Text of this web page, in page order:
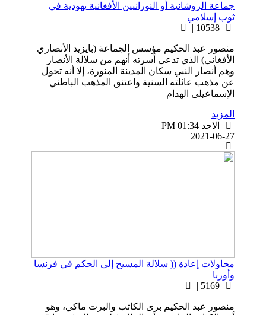
جماعة الروشانية أو النورانيين الأفغانية يهودية في
ثوب إسلامي
منصور عبد الحكيم مؤسس الجماعة (بايزيد الأنصاري
الأفغاني) الذي تدعى أسرته أنهم من سلالة الأنصار
وهم أنصار النبي سكان المدينة المنورة، إلا أنه تحول
عن مذهب عائلته السنية واعتنق المذهب الباطني
الإسماعيلى الهدام
المزيد
الاحد PM 01:34
2021-06-27
محاولات إعادة (( سلالة المسيح إلى الحكم في فرنسا
وأوربا
منصور عبد الحكيم برى الكاتب والبرت ماكي، وهو